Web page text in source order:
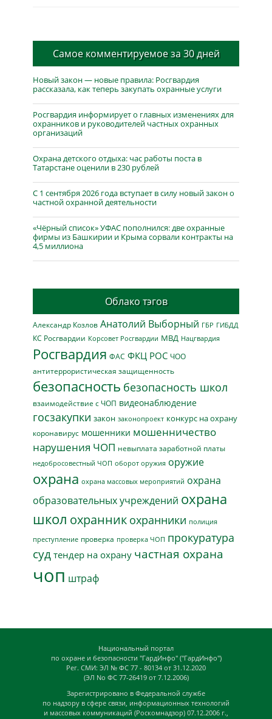
Самое комментируемое за 30 дней
Новый закон — новые правила: Росгвардия
рассказала, как теперь закупать охранные услуги
Росгвардия информирует о главных изменениях для
охранников и руководителей частных охранных
организаций
Охрана детского отдыха: час работы поста в
Татарстане оценили в 230 рублей
С 1 сентября 2026 года вступает в силу новый закон о
частной охранной деятельности
«Чёрный список» УФАС пополнился: две охранные
фирмы из Башкирии и Крыма сорвали контракты на
4,5 миллиона
Облако тэгов
Александр Козлов Анатолий Выборный ГБР ГИБДД
КС Росгвардии Корсовет Росгвардии МВД Нацгвардия
Росгвардия ФАС ФКЦ РОС ЧОО
антитеррористическая защищенность
безопасность безопасность школ
взаимодействие с ЧОП видеонаблюдение
госзакупки закон законопроект конкурс на охрану
коронавирус мошенники мошенничество
нарушения ЧОП невыплата заработной платы
недобросовестный ЧОП оборот оружия оружие
охрана охрана массовых мероприятий охрана
образовательных учреждений охрана
школ охранник охранники полиция
преступление проверка проверка ЧОП прокуратура
суд тендер на охрану частная охрана
чоп штраф
Национальный портал
по охране и безопасности "ГардИнфо" ("ГардИнфо")
Рег. СМИ: ЭЛ № ФС 77 - 80134 от 31.12.2020
(ЭЛ No ФС 77-26419 от 7.12.2006)
Зарегистрировано в Федеральной службе
по надзору в сфере связи, информационных технологий
и массовых коммуникаций (Роскомнадзор) 07.12.2006 г.,